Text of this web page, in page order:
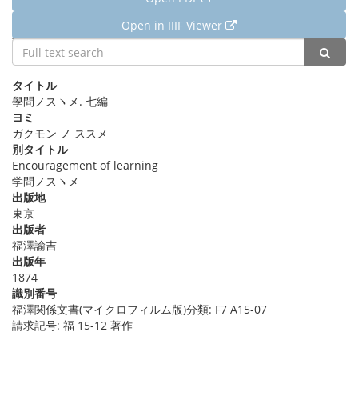
Open in IIIF Viewer
詳細情報
タイトル
學問ノスヽメ. 七編
ヨミ
ガクモン ノ ススメ
別タイトル
Encouragement of learning
学問ノスヽメ
出版地
東京
出版者
福澤諭吉
出版年
1874
識別番号
福澤関係文書(マイクロフィルム版)分類: F7 A15-07
請求記号: 福 15-12 著作